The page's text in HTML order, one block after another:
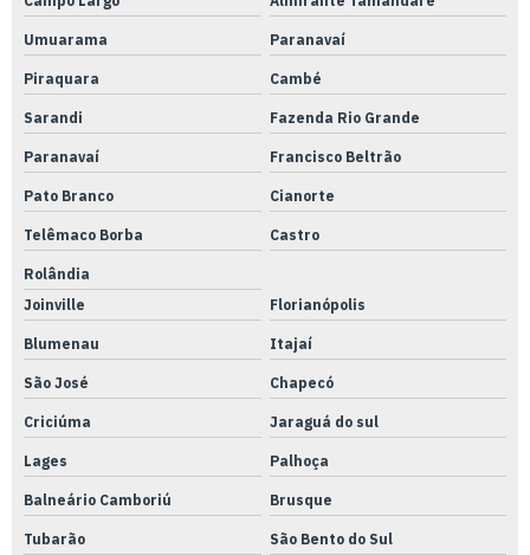
Serviço de usinagem em torno automático
Serviço de usinagem
Serviços de usinagem cnc
Serviços de usinagem retífica
Soluções em metrologia
Soluções metrológicas integradas
Torno cnc automático
Torno cnc convencional
Torno cnc manual
Torno cnc usinagem
Tubo pu 10mm
Tubo pu 12mm
Tubo pu 40
Tubo pu 6mm
Umuarama Paranavaí
Piraquara Cambé
Sarandi Fazenda Rio Grande
Paranavaí Francisco Beltrão
Pato Branco Cianorte
Telêmaco Borba Castro
Rolândia
Joinville
Florianópolis
Blumenau Itajaí
São José Chapecó
Criciúma Jaraguá do sul
Lages Palhoça
Balneário Camboriú Brusque
Tubarão São Bento do Sul